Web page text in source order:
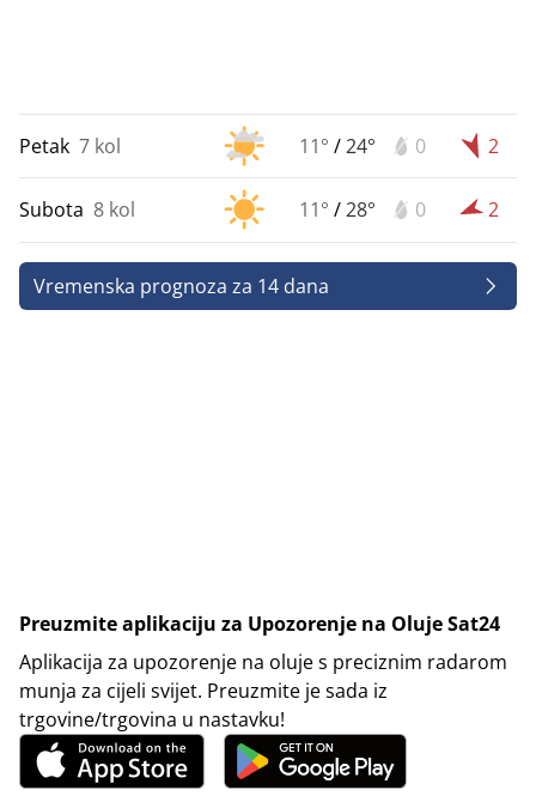
Petak 7 kol 11° /24° 0 2
Subota 8 kol 11° /28° 0 2
Vremenska prognoza za 14 dana
Preuzmite aplikaciju za Upozorenje na Oluje Sat24
Aplikacija za upozorenje na oluje s preciznim radarom
munja za cijeli svijet. Preuzmite je sada iz
trgovine/trgovina u nastavku!